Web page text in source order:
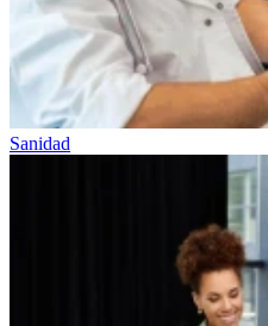
Sanidad